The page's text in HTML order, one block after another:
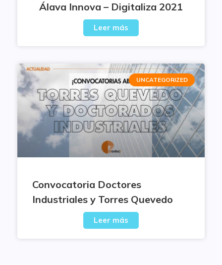
Álava Innova – Digitaliza 2021
Leer más
UNCATEGORIZED
Convocatoria Doctores
Industriales y Torres Quevedo
Leer más